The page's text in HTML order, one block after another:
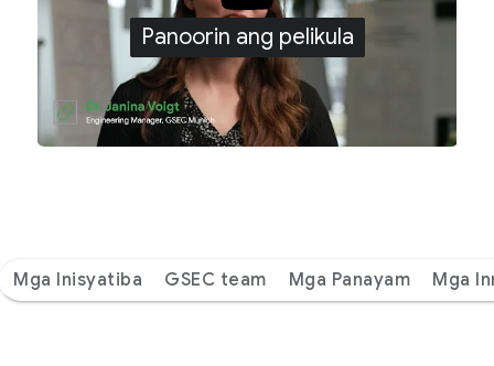
Panoorin ang pelikula
Mga Inisyatiba GSEC team Mga Panayam Mga